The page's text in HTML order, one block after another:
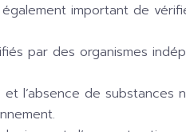
important de
par des organismes
l’absence de substances